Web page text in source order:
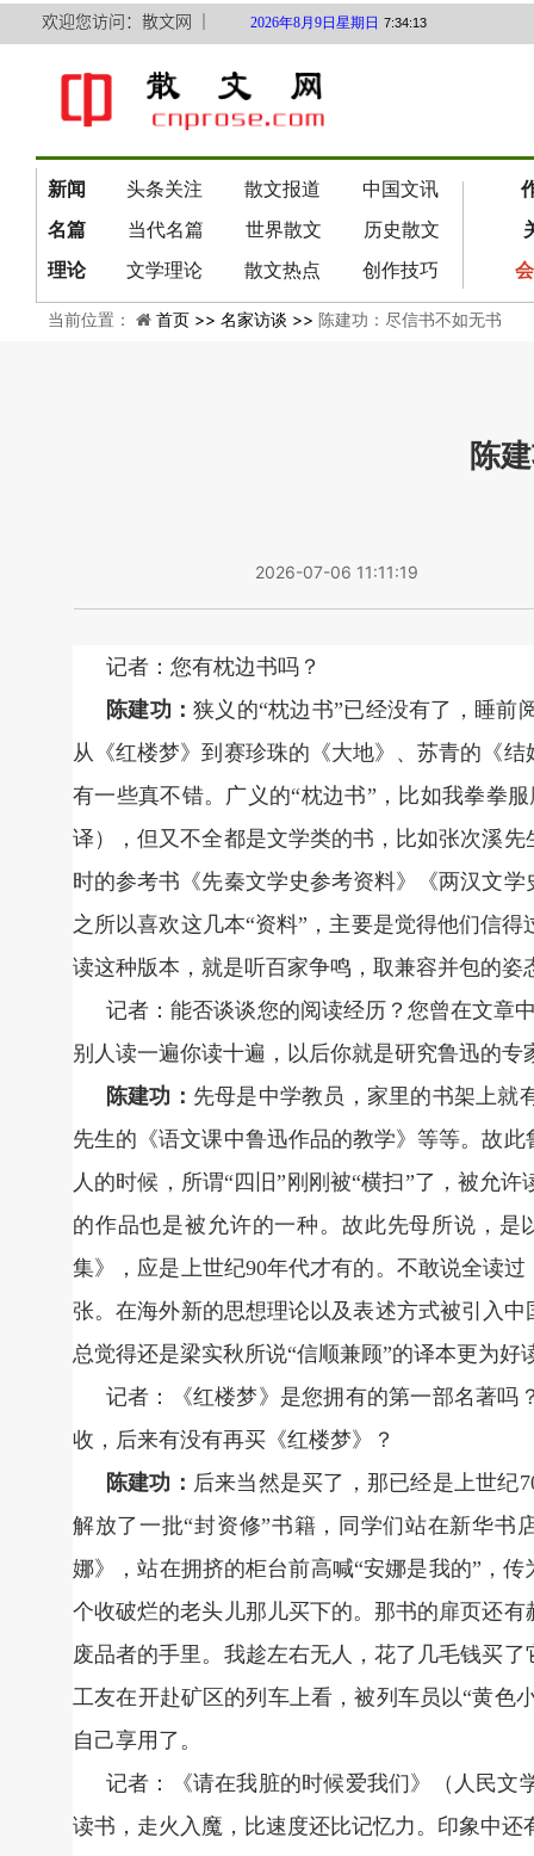
欢迎您访问：散文网 ｜
新闻 头条关注 散文报道 中国文讯
名篇
当代名篇 世界散文 历史散文
理论
文学理论 散文热点 创作技巧
2026年8月9日星期日 7:34:14
当前位置： 首页 >> 名家访谈 >> 陈建功：尽信书不如无书
陈
2026-07-06 11:11:19
记者： 您有枕边书吗？
陈建功：狭义的“枕边书”已经没有了，睡前
从《红楼梦》到赛珍珠的《大地》、苏青的《
有一些真不错。广义的“枕边书”，比如我拳拳
译），但又不全都是文学类的书，比如张次溪
时的参考书《先秦文学史参考资料》《两汉文
之所以喜欢这几本“资料”，主要是觉得他们信
读这种版本，就是听百家争鸣，取兼容并包的
记者：能否谈谈您的阅读经历？您曾在文章
别人读一遍你读十遍，以后你就是研究鲁迅的
陈建功： 先母是中学教员，家里的书架上就
先生的《语文课中鲁迅作品的教学》等等。故
人的时候，所谓“四旧”刚刚被“横扫”了，被允
的作品也是被允许的一种。故此先母所说，
集》，应是上世纪90年代才有的。不敢说全读
张。在海外新的思想理论以及表述方式被引入
总觉得还是梁实秋所说“信顺兼顾”的译本更为好
记者：《红楼梦》是您拥有的第一部名著吗
收，后来有没有再买《红楼梦》？
陈建功： 后来当然是买了，那已经是上世纪
解放了一批“封资修”书籍，同学们站在新华书
娜》，站在拥挤的柜台前高喊“安娜是我的”，
个收破烂的老头儿那儿买下的。那书的扉页还
废品者的手里。我趁左右无人，花了几毛钱买
工友在开赴矿区的列车上看，被列车员以“黄色
自己享用了。
记者：《请在我脏的时候爱我们》（人民文
读书，走火入魔，比速度还比记忆力。印象中还